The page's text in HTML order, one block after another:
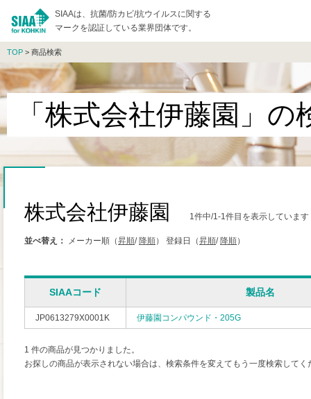
SIAAは、抗菌/防カビ/抗ウイルスに関する
マークを認証している業界団体です。
TOP > 商品検索
「株式会社伊藤園」の
株式会社伊藤園 1件中/1-1件目を表示しています
並べ替え： メーカー順（昇順/ 降順） 登録日（昇順/ 降順）
SIAAコード 製品名
JP0613279X0001K 伊藤園コンパウンド・205G
1 件の商品が見つかりました。
お探しの商品が表示されない場合は、検索条件を変えてもう一度検索してく